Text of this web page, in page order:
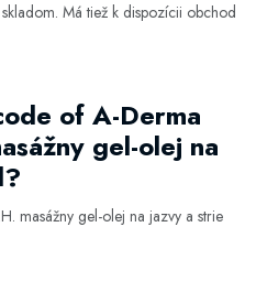
skladom. Má tiež k dispozícii obchod
of A-Derma
gel-olej na
masážny gel-olej na jazvy a strie